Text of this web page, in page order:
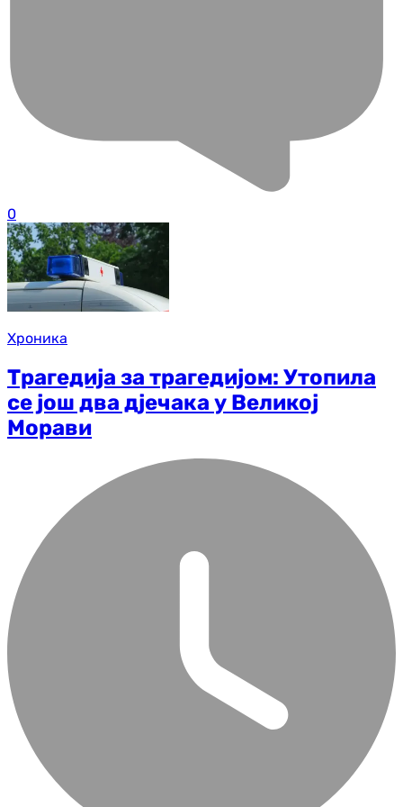
0
Хроника
Трагедија за трагедијом: Утопила
се још два дјечака у Великој
Морави